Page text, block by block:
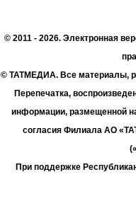
© 2011 - 2026. Электронная
© ТАТМЕДИА. Все материалы,
Перепечатка,
информации, размещенной
согласия Филиала АО
При поддержке